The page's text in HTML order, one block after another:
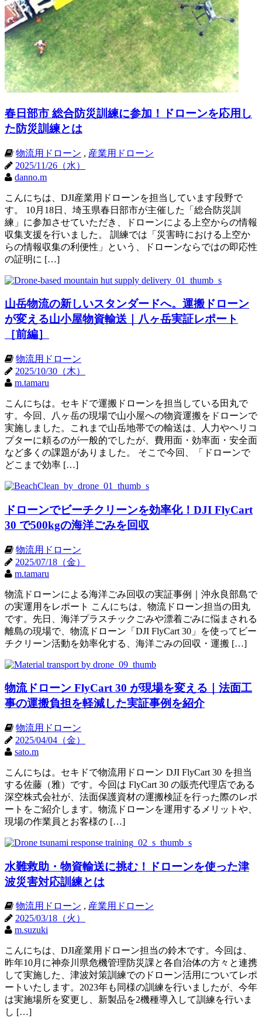
春日部市 総合防災訓練に参加！ドローンを応用し
た防災訓練とは
物流用ドローン , 産業用ドローン
2025/11/26（水）
danno.m
こんにちは、DJI産業用ドローンを担当しています段野で
す。 10月18日、埼玉県春日部市が主催した「総合防災訓
練」に参加させていただき、ドローンによる上空からの情報
収集支援を行いました。 訓練では「災害時における上空か
らの情報収集の利便性」という、ドローンならではの即応性
の証明に […]
山岳物流の新しいスタンダードへ。運搬ドローン
が変える山小屋物資輸送｜八ヶ岳実証レポート
［前編］
物流用ドローン
2025/10/30（木）
m.tamaru
こんにちは。セキドで運搬ドローンを担当している田丸で
す。今回、八ヶ岳の現場で山小屋への物資運搬をドローンで
実施しました。これまで山岳地帯での輸送は、人力やヘリコ
プターに頼るのが一般的でしたが、費用面・効率面・安全面
など多くの課題がありました。 そこで今回、「ドローンで
どこまで効率 […]
ドローンでビーチクリーンを効率化！DJI FlyCart
30 で500kgの海洋ごみを回収
物流用ドローン
2025/07/18（金）
m.tamaru
物流ドローンによる海洋ごみ回収の実証事例｜沖永良部島で
の実運用をレポート こんにちは。物流ドローン担当の田丸
です。先日、海洋プラスチックごみや漂着ごみに悩まされる
離島の現場で、物流ドローン「DJI FlyCart 30」を使ってビー
チクリーン活動を効率化する、海洋ごみの回収・運搬 […]
物流ドローン FlyCart 30 が現場を変える｜法面工
事の運搬負担を軽減した実証事例を紹介
物流用ドローン
2025/04/04（金）
sato.m
こんにちは。セキドで物流用ドローン DJI FlyCart 30 を担当
する佐藤（雅）です。今回は FlyCart 30 の販売代理店である
深空株式会社が、法面保護資材の運搬検証を行った際のレポ
ートをご紹介します。物流ドローンを運用するメリットや、
現場の作業員とお客様の […]
水難救助・物資輸送に挑む！ドローンを使った津
波災害対応訓練とは
物流用ドローン , 産業用ドローン
2025/03/18（火）
m.suzuki
こんにちは、DJI産業用ドローン担当の鈴木です。今回は、
昨年10月に神奈川県危機管理防災課と各自治体の方々と連携
して実施した、津波対策訓練でのドローン活用についてレポ
ートいたします。2023年も同様の訓練を行いましたが、今年
は実施場所を変更し、新製品を2機種導入して訓練を行いま
し […]